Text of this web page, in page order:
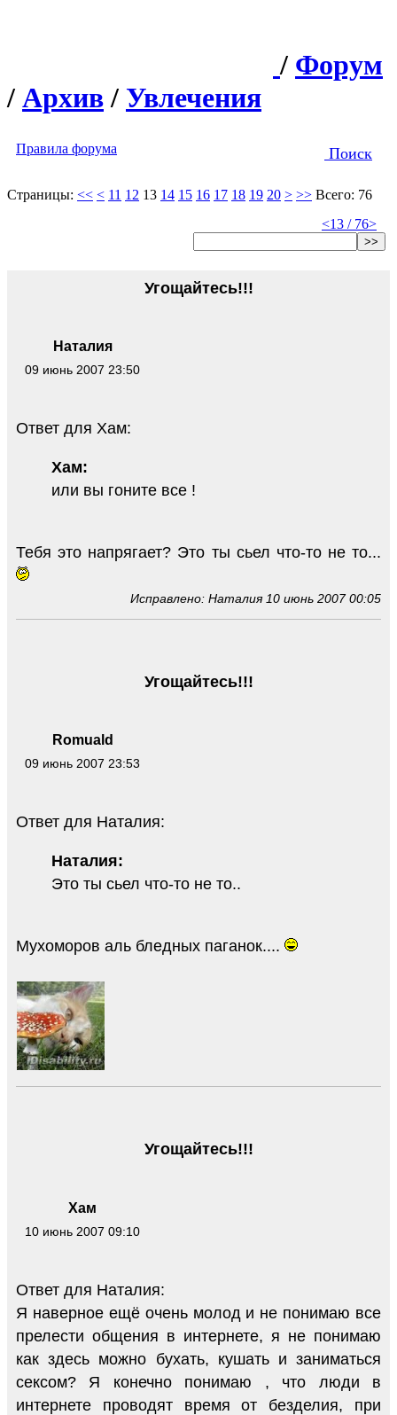
/ Форум
/ Архив / Увлечения
Правила форума Поиск
Страницы: << < 11 12 13 14 15 16 17 18 19 20 > >> Всего: 76
<13 / 76>
>>
Наталия
09 июнь 2007 23:50
Угощайтесь!!!
Ответ для Хам:
Хам:
или вы гоните все !
Тебя это напрягает? Это ты сьел что-то не то...
Исправлено: Наталия 10 июнь 2007 00:05
Romuald
09 июнь 2007 23:53
Угощайтесь!!!
Ответ для Наталия:
Наталия:
Это ты сьел что-то не то..
Мухоморов аль бледных паганок....
Хам
10 июнь 2007 09:10
Угощайтесь!!!
Ответ для Наталия:
Я наверное ещё очень молод и не понимаю все
прелести общения в интернете, я не понимаю
как здесь можно бухать, кушать и заниматься
сексом? Я конечно понимаю , что люди в
интернете проводят время от безделия, при